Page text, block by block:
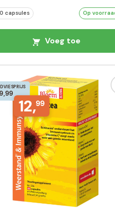
capsules Op
Voeg toe
12,99